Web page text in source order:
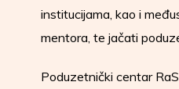
institucijama, kao i
mentora, te jačati
Poduzetnički centar